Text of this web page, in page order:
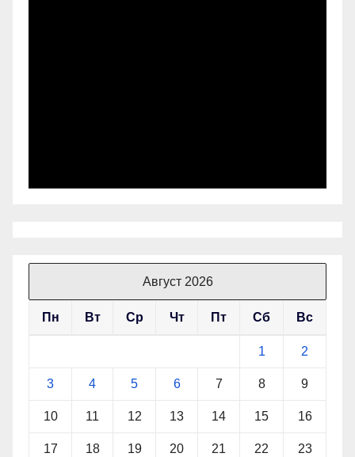
Август 2026
Пн Вт Ср Чт Пт Сб Вс
1 2
3 4 5 6 7 8 9
10 11 12 13 14 15 16
17 18 19 20 21 22 23